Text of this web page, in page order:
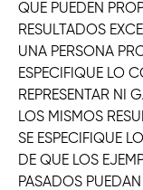
QUE PUEDEN
RESULTADOS
UNA PERSONA
ESPECIFIQUE LO
REPRESENTAR NI
LOS MISMOS
SE ESPECIFIQUE
DE QUE LOS
PASADOS